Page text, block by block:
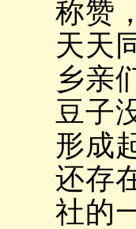
称赞
天天
乡亲
豆子
形成
还存
社的